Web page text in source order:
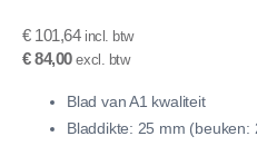
de
afbeeldingen-
€ 101,64
€ 84,00
Blad van A1 kwaliteit
Bladdikte: 25 mm (beuken: